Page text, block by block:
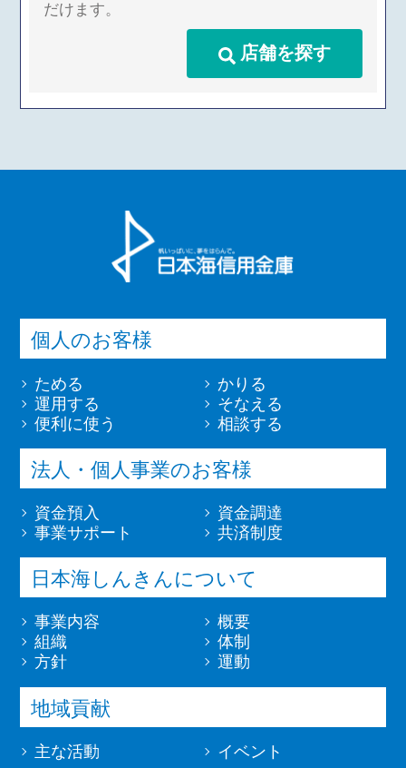
だけます。
店舗を探す
個人のお客様
ためる
かりる
運用する
そなえる
便利に使う
相談する
法人・個人事業のお客様
資金預入
資金調達
事業サポート
共済制度
日本海しんきんについて
事業内容
概要
組織
体制
方針
運動
地域貢献
主な活動 イベント